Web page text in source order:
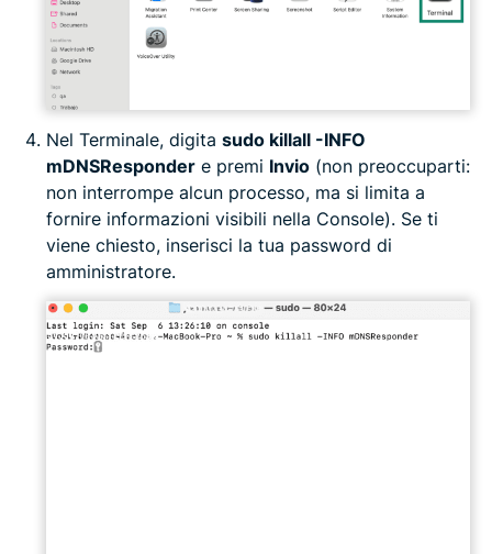
Nel Terminale, digita sudo killall -INFO
mDNSResponder e premi Invio (non preoccuparti:
non interrompe alcun processo, ma si limita a
fornire informazioni visibili nella Console). Se ti
viene chiesto, inserisci la tua password di
amministratore.